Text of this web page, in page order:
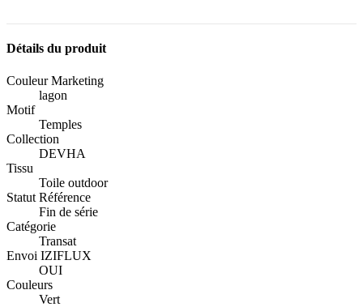
Détails du produit
Couleur Marketing
lagon
Motif
Temples
Collection
DEVHA
Tissu
Toile outdoor
Statut Référence
Fin de série
Catégorie
Transat
Envoi IZIFLUX
OUI
Couleurs
Vert